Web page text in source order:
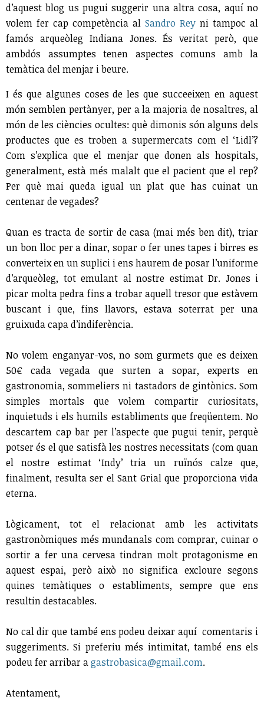
d’aquest blog us pugui suggerir una altra cosa, aquí no
volem fer cap competència al Sandro Rey ni tampoc al
famós arqueòleg Indiana Jones. És veritat però, que
ambdós assumptes tenen aspectes comuns amb la
temàtica del menjar i beure.
I és que algunes coses de les que succeeixen en aquest
món semblen pertànyer, per a la majoria de nosaltres, al
món de les ciències ocultes: què dimonis són alguns dels
productes que es troben a supermercats com el ‘Lidl’?
Com s’explica que el menjar que donen als hospitals,
generalment, està més malalt que el pacient que el rep?
Per què mai queda igual un plat que has cuinat un
centenar de vegades?
Quan es tracta de sortir de casa (mai més ben dit), triar
un bon lloc per a dinar, sopar o fer unes tapes i birres es
converteix en un suplici i ens haurem de posar l’uniforme
d’arqueòleg, tot emulant al nostre estimat Dr. Jones i
picar molta pedra fins a trobar aquell tresor que estàvem
buscant i que, fins llavors, estava soterrat per una
gruixuda capa d’indiferència.
No volem enganyar-vos, no som gurmets que es deixen
50€ cada vegada que surten a sopar, experts en
gastronomia, sommeliers ni tastadors de gintònics. Som
simples mortals que volem compartir curiositats,
inquietuds i els humils establiments que freqüentem. No
descartem cap bar per l’aspecte que pugui tenir, perquè
potser és el que satisfà les nostres necessitats (com quan
el nostre estimat ‘Indy’ tria un ruïnós calze que,
finalment, resulta ser el Sant Grial que proporciona vida
eterna.
Lògicament, tot el relacionat amb les activitats
gastronòmiques més mundanals com comprar, cuinar o
sortir a fer una cervesa tindran molt protagonisme en
aquest espai, però això no significa excloure segons
quines temàtiques o establiments, sempre que ens
resultin destacables.
No cal dir que també ens podeu deixar aquí comentaris i
suggeriments. Si preferiu més intimitat, també ens els
podeu fer arribar agastrobasica@gmail.com.
Atentament,